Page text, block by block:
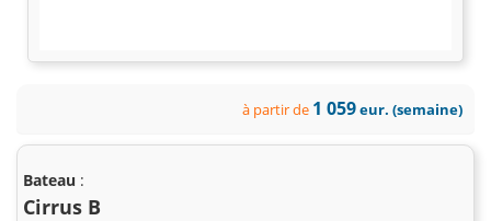
à partir de 1 059eur. (semaine)
Bateau :
Cirrus B